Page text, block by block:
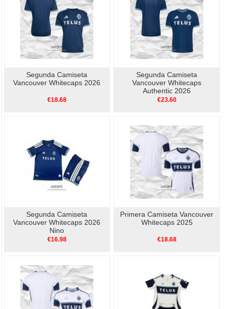
Segunda Camiseta
Vancouver Whitecaps 2026
€18.68
Segunda Camiseta
Vancouver Whitecaps
Authentic 2026
€23.60
Segunda Camiseta
Vancouver Whitecaps 2026
Nino
€16.98
Primera Camiseta Vancouver
Whitecaps 2025
€18.68